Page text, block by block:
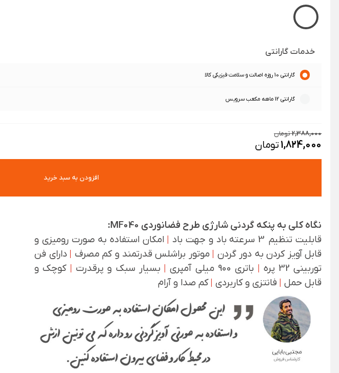
خدمات گارانتی
گارانتی 10 روزه اصالت و سلامت فیزیکی کالا
گارانتی 12 ماهه مکعب سرویس
2,388,000تومان
1,824,000تومان
افزودن به سبد خرید
نگاه کلی به پنکه گردنی شارژی طرح فضانوردی MF040:
قابلیت تنظیم 3 سرعته باد و جهت باد
|امکان استفاده به صورت رومیزی و
قابل آویز کردن به دور گردن | موتور براشلس قدرتمند و کم مصرف | دارای فن
توربینی 32 پره
| باتری 900 میلی آمپری | بسیار سبک و پرقدرت |کوچک و
قابل حمل | فانتزی و کاربردی |کم صدا و آرام